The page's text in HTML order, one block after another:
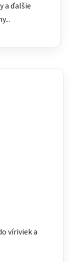
a ďalšie
víriviek a